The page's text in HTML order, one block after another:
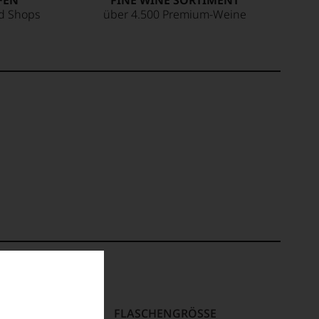
Shops
über 4.500 Premium-Weine
FLASCHENGRÖSSE